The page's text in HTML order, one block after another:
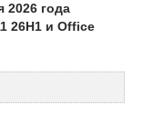
2026 года
26H1 и Office